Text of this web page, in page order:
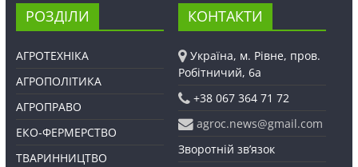
РОЗДІЛИ
АГРОТЕХНІКА
АГРОПОЛІТИКА
АГРОПРАВО
ЕКО-ФЕРМЕРСТВО
ТВАРИННИЦТВО
КОНТАКТИ
Україна, м. Рівне, пров.
Робітничий, 6а
+38 067 364 71 72
agroc.news@gmail.com
Зворотній зв’язок